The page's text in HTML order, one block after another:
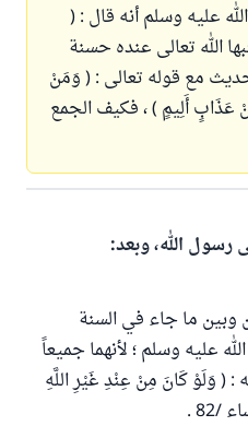
عليه وسلم أنه قال : (
الله تعالى عنده حسنة
مع قوله تعالى : ( وَمَنْ
عَذَابٍ أَلِيمٍ ) ، فكيف الجمع
رسول الله، وبعد:
وبين ما جاء في السنة
عليه وسلم ؛ لأنهما جميعاً
: ( وَلَوْ كَانَ مِنْ عِنْدِ غَيْرِ اللَّهِ
/82 .